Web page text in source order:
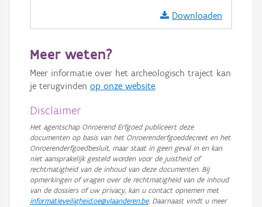
Downloaden
Meer weten?
Meer informatie over het archeologisch traject kan
je terugvinden op onze website.
Disclaimer
Het agentschap Onroerend Erfgoed publiceert deze
documenten op basis van het Onroerenderfgoeddecreet en het
Onroerenderfgoedbesluit, maar staat in geen geval in en kan
niet aansprakelijk gesteld worden voor de juistheid of
rechtmatigheid van de inhoud van deze documenten. Bij
opmerkingen of vragen over de rechtmatigheid van de inhoud
van de dossiers of uw privacy, kan u contact opnemen met
informatieveiligheid.oe@vlaanderen.be. Daarnaast vindt u meer